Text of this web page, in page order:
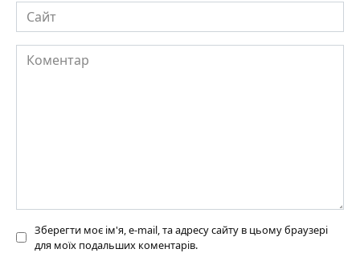
Сайт
Коментар
Зберегти моє ім'я, e-mail, та адресу сайту в цьому браузері
для моїх подальших коментарів.